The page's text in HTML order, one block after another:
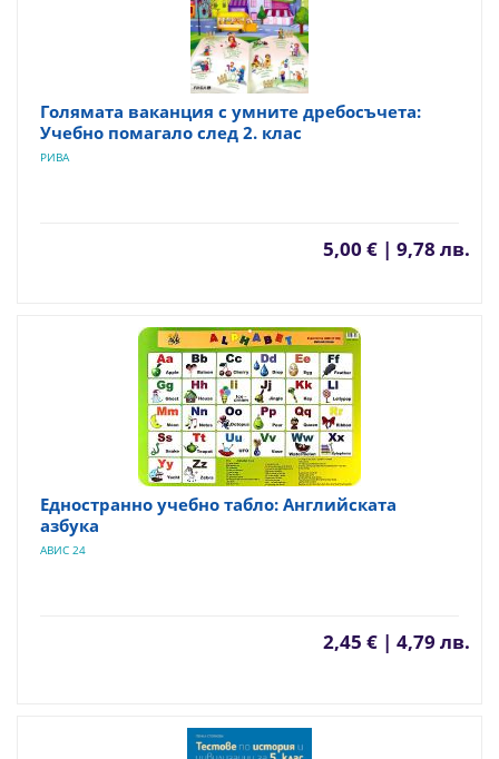
Голямата ваканция с умните дребосъчета:
Учебно помагало след 2. клас
РИВА
5,00 € | 9,78 лв.
Едностранно учебно табло: Английската
азбука
АВИС 24
2,45 € | 4,79 лв.